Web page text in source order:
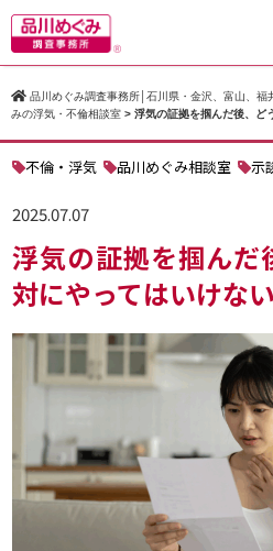
品川めぐみ調査事務所│石川県・金沢、富山、福
みの浮気・不倫相談室 > 浮気の証拠を掴んだ後、ど
不倫・浮気 品川めぐみ相談室 示
2025.07.07
浮気の証拠を掴んだ
対にやってはいけな